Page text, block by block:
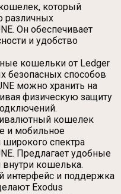
который
различных
Он обеспечивает
и удобство
кошельки от Ledger
безопасных способов
можно хранить на
физическую защиту
кошелек
и мобильное
спектра
Предлагает удобные
кошелька.
интерфейс и поддержка
Exodus